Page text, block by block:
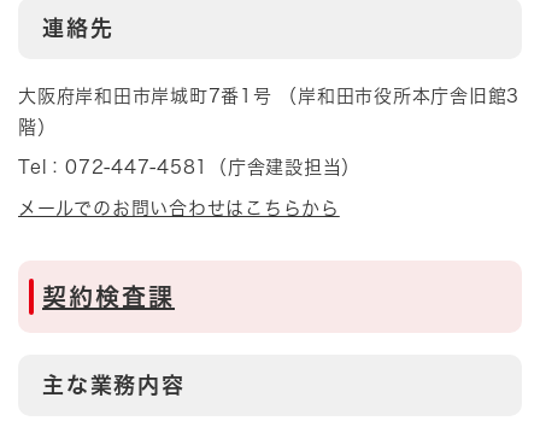
連絡先
大阪府岸和田市岸城町7番1号 （岸和田市役所本庁舎旧館3
階）
Tel：072-447-4581 （ 庁舎建設担当 ）
メールでのお問い合わせはこちらから
契約検査課
主な業務内容